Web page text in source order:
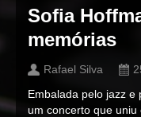
Sofia
memórias
Rafael Silva
Embalada pelo jazz e
um concerto que